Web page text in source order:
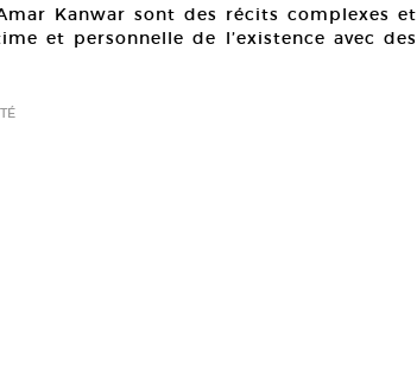
Kanwar sont des récits complexes et
et personnelle de l’existence avec des